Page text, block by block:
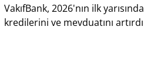
VakıfBank, 2026'nın ilk yarısında
kredilerini ve mevduatını artırdı